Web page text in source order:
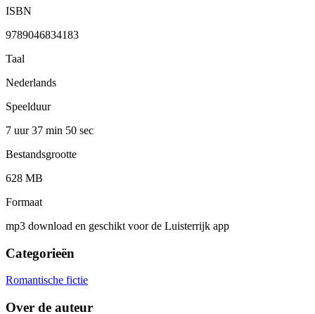
ISBN
9789046834183
Taal
Nederlands
Speelduur
7 uur 37 min 50 sec
Bestandsgrootte
628 MB
Formaat
mp3 download en geschikt voor de Luisterrijk app
Categorieën
Romantische fictie
Over de auteur